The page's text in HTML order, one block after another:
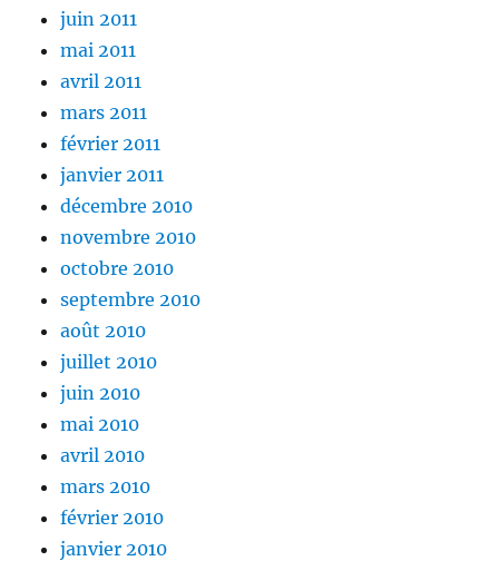
juin 2011
mai 2011
avril 2011
mars 2011
février 2011
janvier 2011
décembre 2010
novembre 2010
octobre 2010
septembre 2010
août 2010
juillet 2010
juin 2010
mai 2010
avril 2010
mars 2010
février 2010
janvier 2010